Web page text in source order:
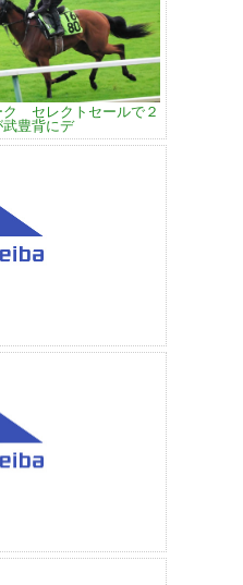
ク セレクトセールで２
豊背にデ